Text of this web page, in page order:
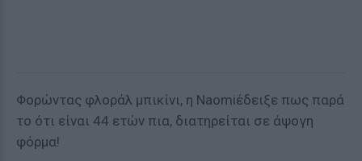
Φορώντας φλοράλ μπικίνι, η Naomiέδειξε πως παρά
το ότι είναι 44 ετών πια, διατηρείται σε άψογη
φόρμα!